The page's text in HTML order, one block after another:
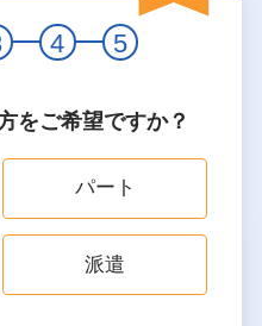
4 5
をご希望ですか？
パート
派遣